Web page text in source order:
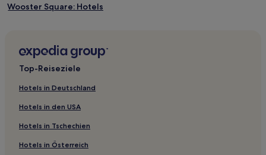
Wooster Square: Hotels
Hotels nahe Dunkin' Donuts Park
Hotels nahe Mark Twain House
Hartford Hotels
Hotels nahe Gillette Castle State Park
Top-Reiseziele
Hotels in Deutschland
Hotels in den USA
Hotels in Tschechien
Hotels in Österreich